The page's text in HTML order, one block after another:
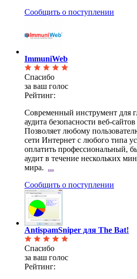
Сообщить о поступлении
ImmuniWeb
Спасибо
за ваш голос
Рейтинг:
Современный инструмент для
аудита безопасности веб-
Позволяет любому
сети Интернет с любого типа
оплатить профессиональный,
аудит в течение нескольких
мира. ...
Сообщить о поступлении
AntispamSniper для The Bat!
Спасибо
за ваш голос
Рейтинг: